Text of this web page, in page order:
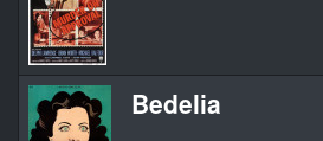
Bedelia